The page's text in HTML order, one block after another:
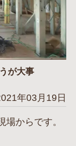
が大事
年03月19日
からです。